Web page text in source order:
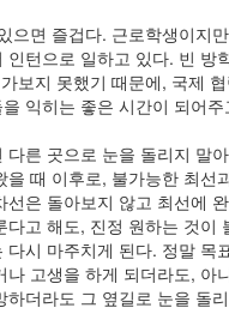
으면 즐겁다. 근로학생이지
인턴으로 일하고 있다. 빈 방
보지 못했기 때문에, 국제
익히는 좋은 시간이 되어주
다른 곳으로 눈을 돌리지 말
을 때 이후로, 불가능한 최선
선은 돌아보지 않고 최선에
다고 해도, 진정 원하는 것이
다시 마주치게 된다. 정말 목
나 고생을 하게 되더라도, 아
하더라도 그 옆길로 눈을 돌